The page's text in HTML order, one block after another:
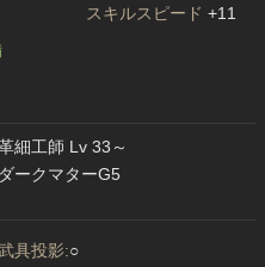
スキルスピード +11
細工師 Lv 33～
ダークマターG5
具投影:○